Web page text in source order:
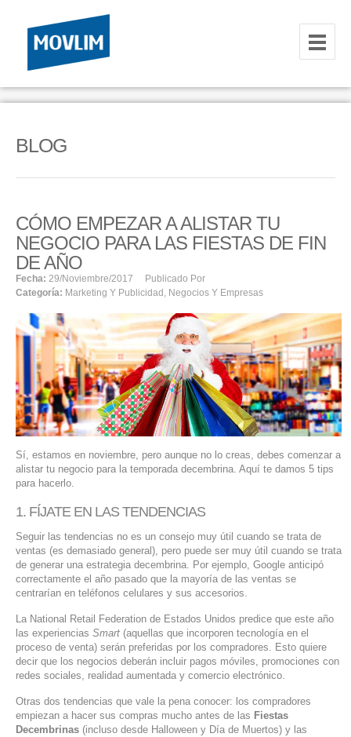
INICIO
HOSTING
HOSTING
RESELLER
SERVIDORES VPS
SERVIDORES VPS WINDOWS
SERVIDORES DEDICADOS
AGENCIA DIGITAL
PAGINAS WEB PARA NEGOCIOS
PAGINA WEB CON MANEJADOR DE CONTENIDOS
PAGINA WEB CON CATÁLOGO DE PRODUCTOS
PAGINAS WEB A MEDIDA
APPS PARA NEGOCIOS
SISTEMAS PARA NEGOCIOS Y EMPRESAS
MARKETING DIGITAL
SERVICIOS DE TI
BLOG
CÓMO EMPEZAR A ALISTAR TU
NEGOCIO PARA LAS FIESTAS DE FIN
DE AÑO
Fecha: 29/noviembre/2017
Publicado Por
Categoría: Marketing Y Publicidad , Negocios Y Empresas
Sí, estamos en noviembre, pero aunque no lo creas, debes comenzar a
alistar tu negocio para la temporada decembrina. Aquí te damos 5 tips
para hacerlo.
1. FÍJATE EN LAS TENDENCIAS
Seguir las tendencias no es un consejo muy útil cuando se trata de
ventas (es demasiado general), pero puede ser muy útil cuando se trata
de generar una estrategia decembrina. Por ejemplo, Google anticipó
correctamente el año pasado que la mayoría de las ventas se
centrarían en teléfonos celulares y sus accesorios.
La National Retail Federation de Estados Unidos predice que este año
las experiencias Smart (aquellas que incorporen tecnología en el
proceso de venta) serán preferidas por los compradores. Esto quiere
decir que los negocios deberán incluir pagos móviles, promociones con
redes sociales, realidad aumentada y comercio electrónico.
Otras dos tendencias que vale la pena conocer: los compradores
empiezan a hacer sus compras mucho antes de las Fiestas
Decembrinas (incluso desde Halloween y Día de Muertos) y las